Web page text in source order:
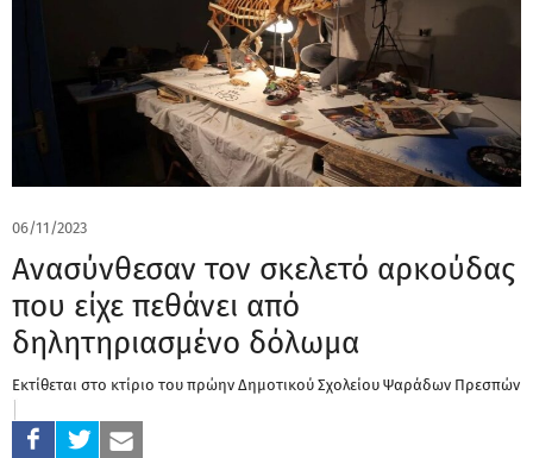
06/11/2023
Ανασύνθεσαν τον σκελετό αρκούδας
που είχε πεθάνει από
δηλητηριασμένο δόλωμα
Εκτίθεται στο κτίριο του πρώην Δημοτικού Σχολείου Ψαράδων Πρεσπών